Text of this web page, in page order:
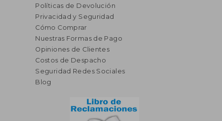
dcto.
S/ 176,16
S/ 88,42
Políticas de Devolución
Privacidad y Seguridad
Cómo Comprar
Nuestras Formas de Pago
Opiniones de Clientes
Costos de Despacho
Seguridad Redes Sociales
Blog